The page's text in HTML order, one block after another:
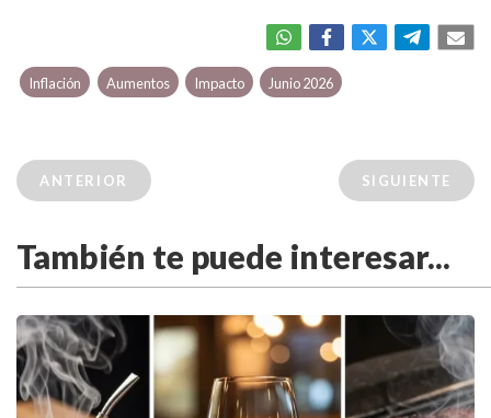
Inflación Aumentos Impacto Junio 2026
ANTERIOR SIGUIENTE
También te puede interesar...